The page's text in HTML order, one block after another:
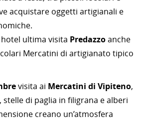
acquistare oggetti artigianali e
ultima visita Predazzoanche
Mercatini di artigianato tipico
visita ai Mercatini di Vipiteno,
di paglia in filigrana e alberi
creano un’atmosfera